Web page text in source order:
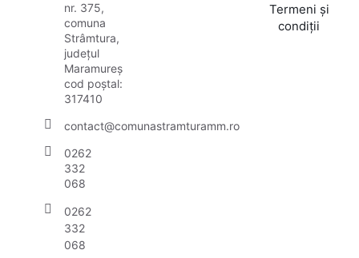
nr. 375,
comuna
Strâmtura,
județul
Maramureș
cod poștal:
317410
contact@comunastramturamm.ro
0262
332
068
0262
332
068
Termeni și
condiții